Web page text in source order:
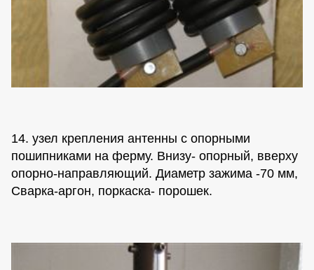
14. узел крепления антенны с опорными
пошипниками на ферму. Внизу- опорный, вверху
опорно-направляющий. Диаметр зажима -70 мм,
Сварка-аргон, поркаска- порошек.